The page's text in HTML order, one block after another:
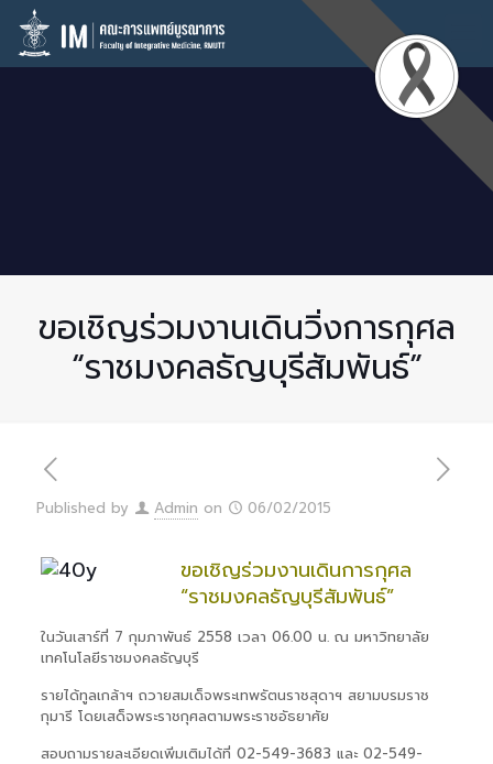
ขอเชิญร่วมงานเดินวิ่งการกุศล
“ราชมงคลธัญบุรีสัมพันธ์”
Published by Admin on 06/02/2015
ขอเชิญร่วมงานเดินการกุศล
“ราชมงคลธัญบุรีสัมพันธ์”
ในวันเสาร์ที่ 7 กุมภาพันธ์ 2558 เวลา 06.00 น. ณ มหาวิทยาลัย
เทคโนโลยีราชมงคลธัญบุรี
รายได้ทูลเกล้าฯ ถวายสมเด็จพระเทพรัตนราชสุดาฯ สยามบรมราช
กุมารี โดยเสด็จพระราชกุศลตามพระราชอัธยาศัย
สอบถามรายละเอียดเพิ่มเติมได้ที่ 02-549-3683 และ 02-549-